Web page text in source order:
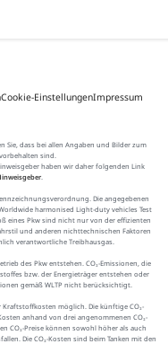
Cookie-EinstellungenImpressum
dass bei allen Angaben und Bilder zum
sind.
haben wir daher folgenden Link
.
Die angegebenen
harmonised Light-duty vehicles Test
eines Pkw sind nicht nur von der effizienten
und anderen nichttechnischen Faktoren
verantwortliche Treibhausgas.
des Pkw entstehen. CO₂-Emissionen, die
bzw. der Energieträger entstehen oder
gemäß WLTP nicht berücksichtigt.
möglich. Die künftige CO₂-
anhand von drei angenommenen CO₂-
CO₂-Preise können sowohl höher als auch
Die CO₂-Kosten sind beim Tanken mit den